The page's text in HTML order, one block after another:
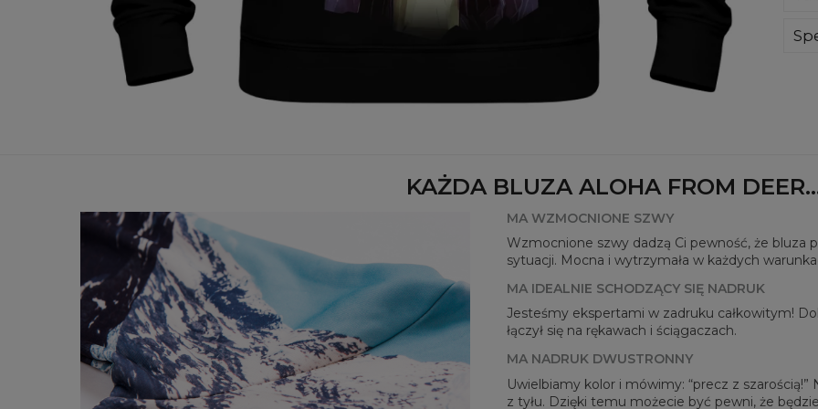
B -
C -
KAŻDA BLUZA ALOHA FROM
MA WZMOCNIONE SZWY
Wzmocnione szwy dadzą Ci pewność, że bluza
sytuacji. Mocna i wytrzymała w każdych
MA IDEALNIE SCHODZĄCY SIĘ NADRUK
Jesteśmy ekspertami w zadruku całkowitym!
łączył się na rękawach i ściągaczach.
MA NADRUK DWUSTRONNY
Uwielbiamy kolor i mówimy: “precz z
z tyłu. Dzięki temu możecie być pewni, że